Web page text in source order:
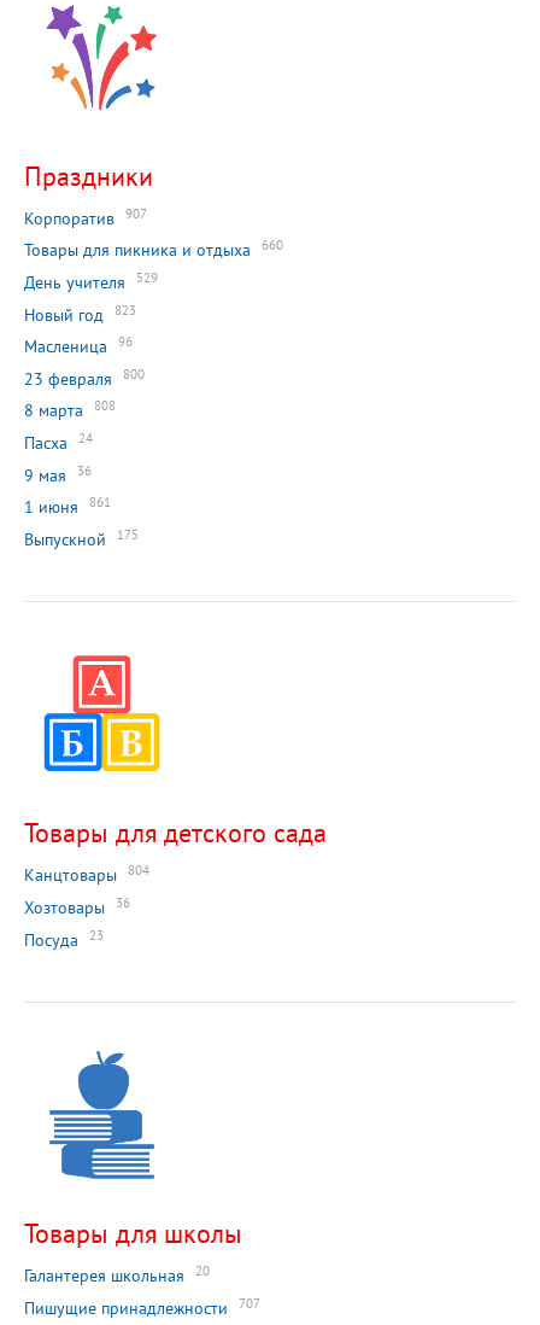
Праздники
Корпоратив 907
Товары для пикника и отдыха 660
День учителя 529
Новый год 823
Масленица 96
23 февраля 800
8 марта 808
Пасха 24
9 мая 36
1 июня 861
Выпускной 175
Товары для детского сада
Канцтовары 804
Хозтовары 36
Посуда 23
Товары для школы
Галантерея школьная 20
Пишущие принадлежности 707